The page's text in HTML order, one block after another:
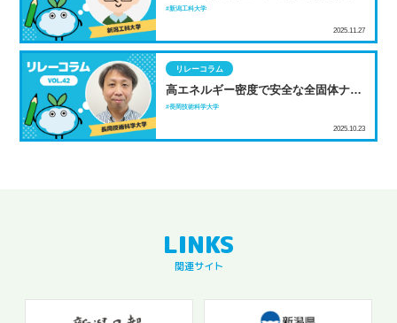
「常温」の送電革命
2025.11.27
新潟工科大学
高エネルギー密度で安全な全固体ナト
リウムイオン電池の開発
リレーコラム
2025.10.23
長岡技術科学大学
関連サイト